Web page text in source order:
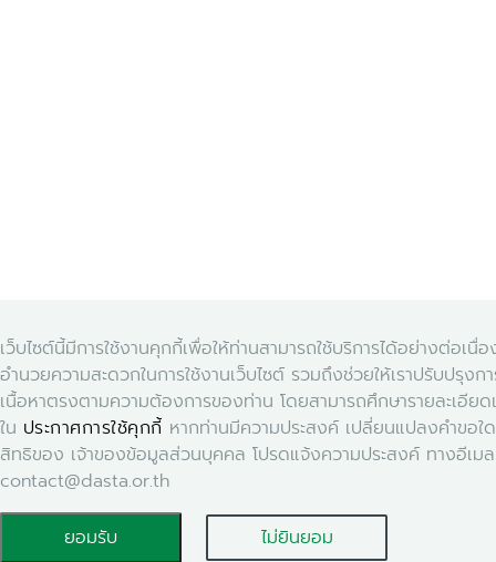
เว็บไซต์นี้มีการใช้งานคุกกี้เพื่อให้ท่านสามารถใช้บริการได้อย่างต่อเนื่อ
อำนวยความสะดวกในการใช้งานเว็บไซต์ รวมถึงช่วยให้เราปรับปรุงก
เนื้อหาตรงตามความต้องการของท่าน โดยสามารถศึกษารายละเอียด
ใน ประกาศการใช้คุกกี้ หากท่านมีความประสงค์ เปลี่ยนแปลงคำขอใ
สิทธิของ เจ้าของข้อมูลส่วนบุคคล โปรดแจ้งความประสงค์ ทางอีเมล
contact@dasta.or.th
ยอมรับ ไม่ยินยอม